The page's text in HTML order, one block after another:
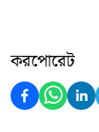
করপোরেট